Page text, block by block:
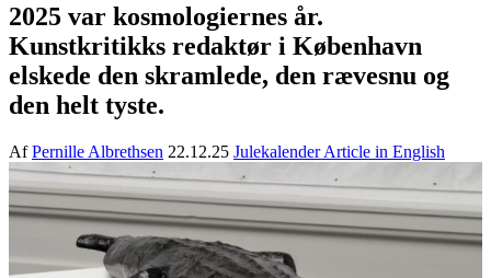
2025 var kosmologiernes år.
Kunstkritikks redaktør i København
elskede den skramlede, den rævesnu og
den helt tyste.
AfPernille Albrethsen 22.12.25 JulekalenderArticle in English